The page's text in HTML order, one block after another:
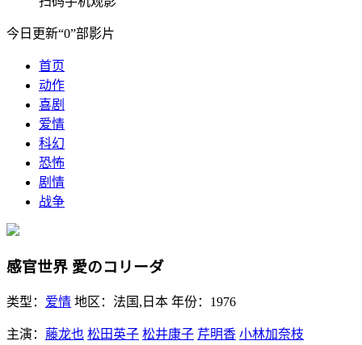
今日更新“0”部影片
首页
动作
喜剧
爱情
科幻
恐怖
剧情
战争
感官世界 愛のコリーダ
类型： 爱情 地区： 法国,日本 年份： 1976
主演： 藤龙也 松田英子 松井康子 芹明香 小林加奈枝